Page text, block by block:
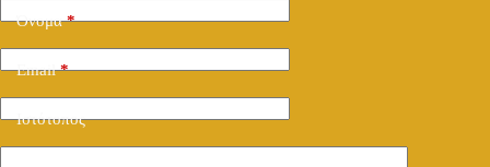
Όνομα*
Email*
Ιστότοπος